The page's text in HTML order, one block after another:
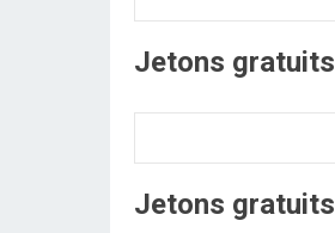
Jetons gratuits
Jetons gratuits